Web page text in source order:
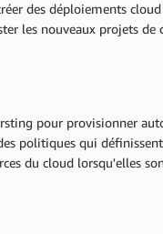
des déploiements
les nouveaux projets
pour provisionner
politiques qui
du cloud lorsqu'elles